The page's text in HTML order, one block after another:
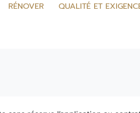
RÉNOVER QUALITÉ ET